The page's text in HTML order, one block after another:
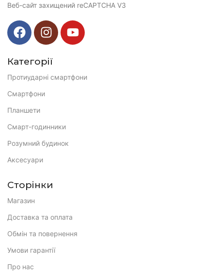
Веб-сайт захищений reCAPTCHA V3
Категорії
Протиударні смартфони
Смартфони
Планшети
Смарт-годинники
Розумний будинок
Аксесуари
Сторінки
Магазин
Доставка та оплата
Обмін та повернення
Умови гарантії
Про нас